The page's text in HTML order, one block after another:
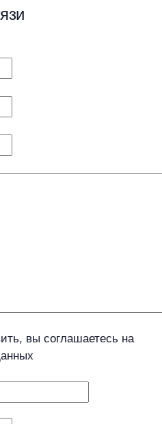
вы соглашаетесь на